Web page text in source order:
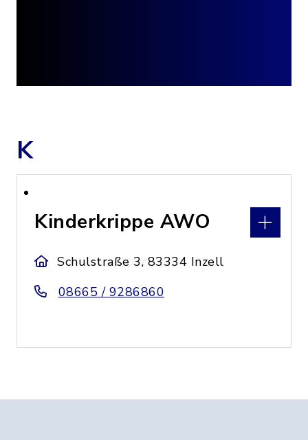
K
Kinderkrippe AWO
Schulstraße 3, 83334 Inzell
08665 / 9286860